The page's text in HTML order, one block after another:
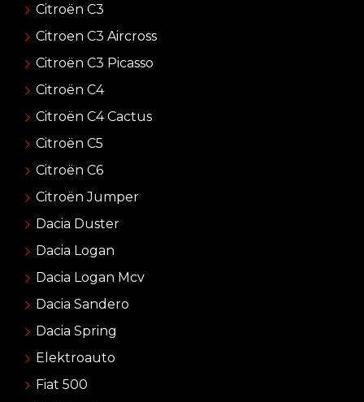
Citroën C3
Citroen C3 Aircross
Citroën C3 Picasso
Citroën C4
Citroën C4 Cactus
Citroën C5
Citroën C6
Citroën Jumper
Dacia Duster
Dacia Logan
Dacia Logan Mcv
Dacia Sandero
Dacia Spring
Elektroauto
Fiat 500